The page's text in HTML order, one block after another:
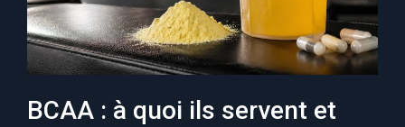
BCAA : à quoi ils servent et